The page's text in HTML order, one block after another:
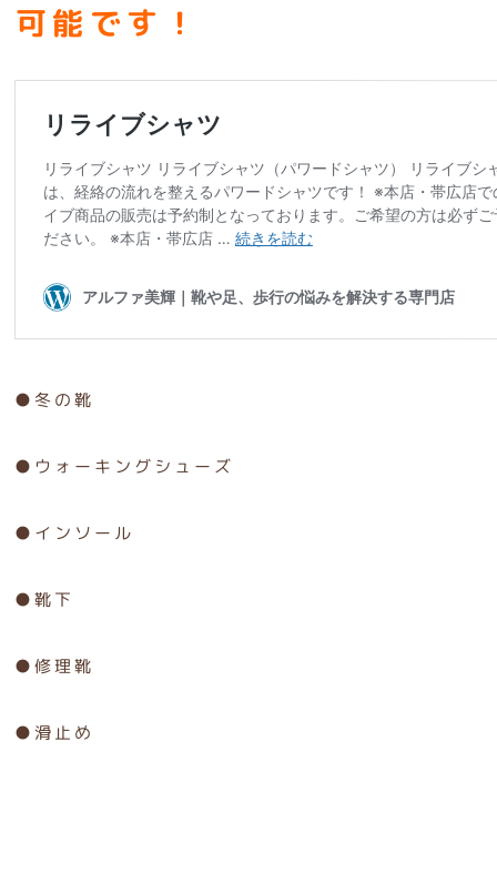
可能です！
●冬の靴
●ウォーキングシューズ
●インソール
●靴下
●修理靴
●滑止め